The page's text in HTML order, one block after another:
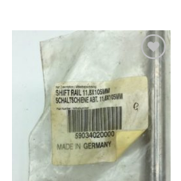
Aggiungi
alla lista
dei
desideri